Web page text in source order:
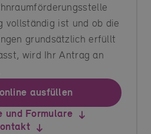
vollständig ist und ob die
grundsätzlich erfüllt
wird Ihr Antrag an
ausfüllen
und Formulare